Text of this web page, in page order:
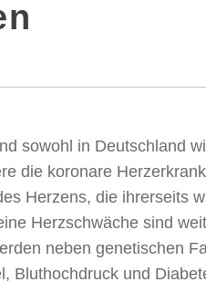
sowohl in Deutschland
die koronare
Herzens, die ihrerseits
Herzschwäche sind
neben genetischen
Bluthochdruck und